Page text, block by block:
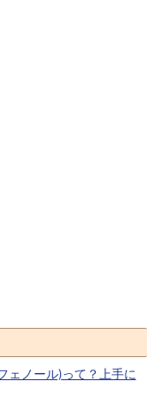
ェノール)って？上手に